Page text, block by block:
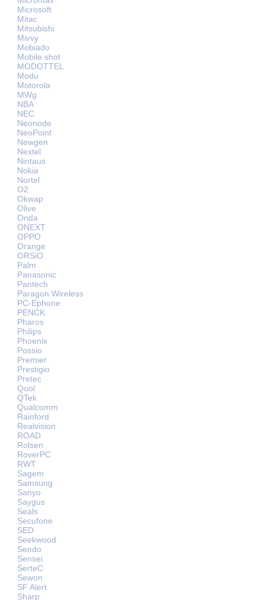
Microsoft
Mitac
Mitsubishi
Mivvy
Mobiado
Mobile shot
MODOTTEL
Modu
Motorola
MWg
NBA
NEC
Neonode
NeoPoint
Newgen
Nextel
Nintaus
Nokia
Nortel
O2
Okwap
Olive
Onda
ONEXT
OPPO
Orange
ORSiO
Palm
Panasonic
Pantech
Paragon Wireless
PC-Ephone
PENCK
Pharos
Philips
Phoenix
Possio
Premier
Prestigio
Pretec
Qool
QTek
Qualcomm
Rainford
Realvision
ROAD
Rolsen
RoverPC
RWT
Sagem
Samsung
Sanyo
Saygus
Seals
Secufone
SED
Seekwood
Sendo
Sensei
SerteC
Sewon
SF Alert
Sharp